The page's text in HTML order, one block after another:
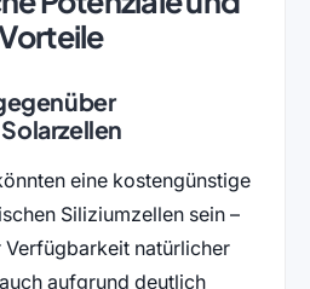
eine kostengünstige
Siliziumzellen sein –
Verfügbarkeit natürlicher
aufgrund deutlich